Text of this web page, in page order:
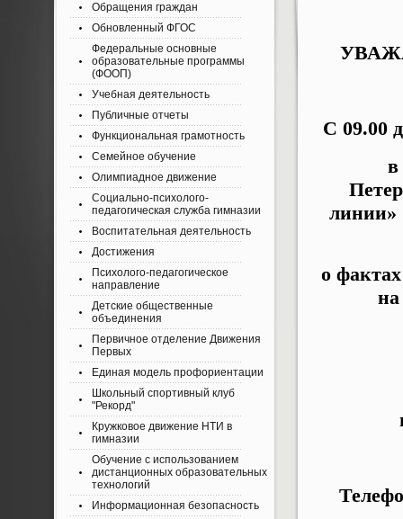
С 09.00
в
линии»
о
Обращения граждан
Обновленный ФГОС
Федеральные основные
образовательные программы
(ФООП)
Учебная деятельность
Публичные отчеты
Функциональная грамотность
Семейное обучение
Олимпиадное движение
Социально-психолого-
педагогическая служба гимназии
Воспитательная деятельность
Достижения
Психолого-педагогическое
направление
Детские общественные
объединения
Первичное отделение Движения
Первых
Единая модель профориентации
Школьный спортивный клуб
"Рекорд"
Кружковое движение НТИ в
гимназии
Обучение с использованием
дистанционных образовательных
технологий
Информационная безопасность